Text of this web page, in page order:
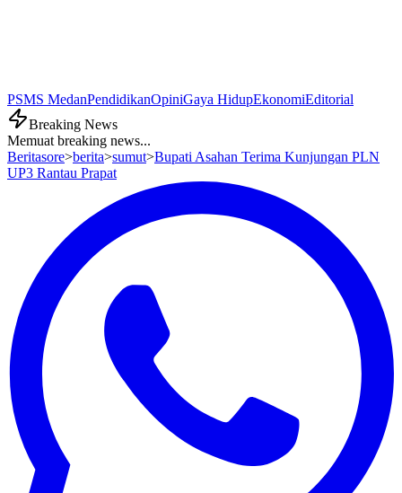
PSMS MedanPendidikanOpiniGaya HidupEkonomiEditorial
Breaking News
Memuat breaking news...
Beritasore>berita>sumut>Bupati Asahan Terima Kunjungan PLN
UP3 Rantau Prapat